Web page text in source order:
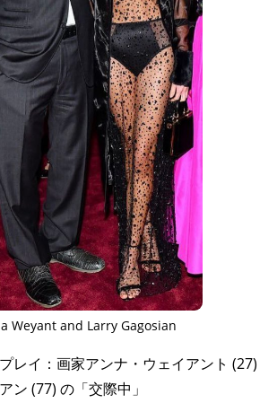
Weyant and Larry Gagosian
レイ：画家アンナ・ウェイアント (27)
ン (77) の「交際中」